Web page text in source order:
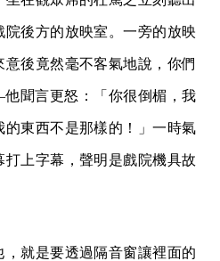
後方的放映室。一旁的放映
後竟然毫不客氣地說，你們
聞言更怒：「你很倒楣，我
的東西不是那樣的！」一時氣
上字幕，聲明是戲院機具故
，就是要透過隔音窗讓裡面的